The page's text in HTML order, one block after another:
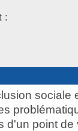
:
sociale
d'un point